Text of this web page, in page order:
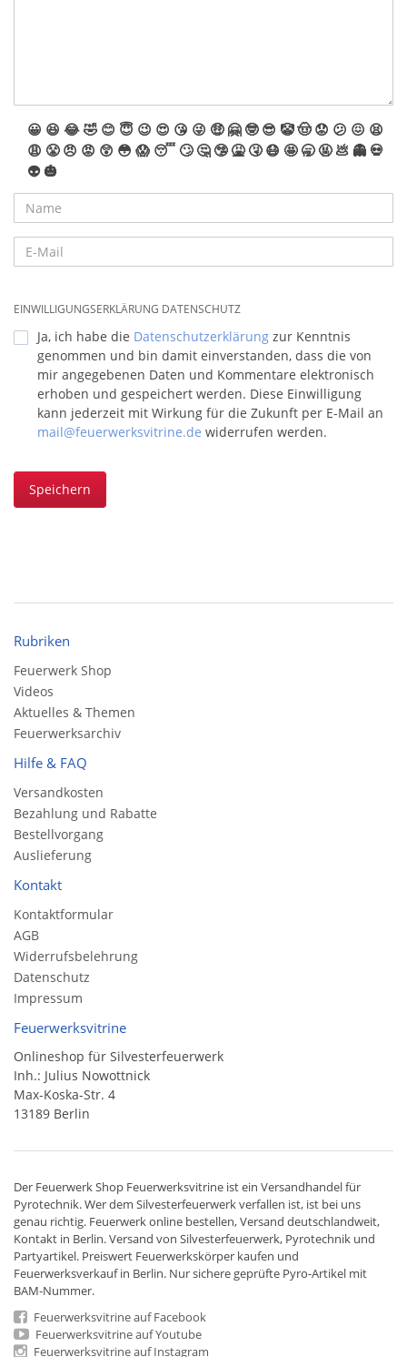
😀 😆 😂🤣 😊 😇 😉 😍 😘 😜 🤑 🤗 🤓 😎 🤡🤠 😟 😕 😖 😫
😩 😤 😠 😡 😲 😳 😱 😴 🙄 🤔 🤥 🤮 🤧 😷 🤩 🥱 🤬 💩 👻 💀
👽 🎃
EINWILLIGUNGSERKLÄRUNG DATENSCHUTZ
Ja, ich habe die Datenschutzerklärung zur Kenntnis
genommen und bin damit einverstanden, dass die von
mir angegebenen Daten und Kommentare elektronisch
erhoben und gespeichert werden. Diese Einwilligung
kann jederzeit mit Wirkung für die Zukunft per E-Mail an
mail@feuerwerksvitrine.de widerrufen werden.
Speichern
Rubriken
Feuerwerk Shop
Videos
Aktuelles & Themen
Feuerwerksarchiv
Hilfe & FAQ
Versandkosten
Bezahlung und Rabatte
Bestellvorgang
Auslieferung
Kontakt
Kontaktformular
AGB
Widerrufsbelehrung
Datenschutz
Impressum
Feuerwerksvitrine
Onlineshop für Silvesterfeuerwerk
Inh.: Julius Nowottnick
Max-Koska-Str. 4
13189 Berlin
Der Feuerwerk Shop Feuerwerksvitrine ist ein Versandhandelfür
Pyrotechnik. Wer dem Silvesterfeuerwerk verfallen ist, ist bei uns
genau richtig. Feuerwerk online bestellen,Versand deutschlandweit,
Kontakt in Berlin. Versand von Silvesterfeuerwerk, Pyrotechnik und
Partyartikel. Preiswert Feuerwerkskörper kaufen und
Feuerwerksverkauf in Berlin. Nur sichere geprüfte Pyro-Artikel mit
BAM-Nummer.
Feuerwerksvitrine auf Facebook
Feuerwerksvitrine auf Youtube
Feuerwerksvitrine auf Instagram